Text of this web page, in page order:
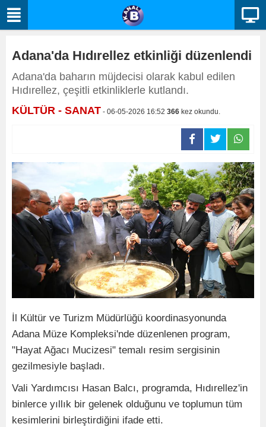
Adana'da Hıdırellez etkinliği düzenlendi
Adana'da baharın müjdecisi olarak kabul edilen
Hıdırellez, çeşitli etkinliklerle kutlandı.
KÜLTÜR - SANAT - 06-05-2026 16:52 366 kez okundu.
İl Kültür ve Turizm Müdürlüğü koordinasyonunda
Adana Müze Kompleksi'nde düzenlenen program,
"Hayat Ağacı Mucizesi" temalı resim sergisinin
gezilmesiyle başladı.
Vali Yardımcısı Hasan Balcı, programda, Hıdırellez'in
binlerce yıllık bir gelenek olduğunu ve toplumun tüm
kesimlerini birleştirdiğini ifade etti.